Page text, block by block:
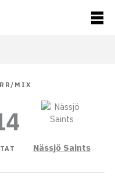
MIX
Nässjö Saints